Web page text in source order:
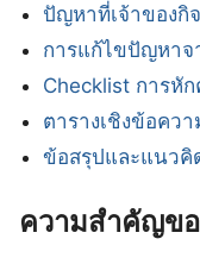
ปัญหาที่เจ้าของกิ
การแก้ไขปัญหา
Checklist การหั
ตารางเชิงข้อคว
ข้อสรุปและแนว
ความสำคัญข